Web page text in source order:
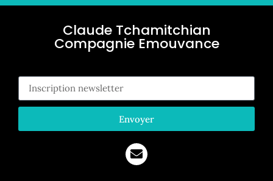
Claude Tchamitchian
Compagnie Emouvance
Envoyer